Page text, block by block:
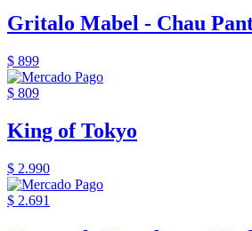
Gritalo Mabel - Chau
$ 899
$ 809
King of Tokyo
$ 2.990
$ 2.691